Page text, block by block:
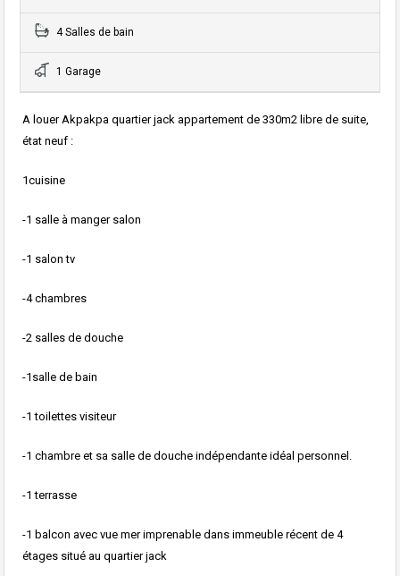
4 Salles de bain
1 Garage
A louer Akpakpa quartier jack appartement de 330m2 libre de suite,
état neuf :
1cuisine
-1 salle à manger salon
-1 salon tv
-4 chambres
-2 salles de douche
-1salle de bain
-1 toilettes visiteur
-1 chambre et sa salle de douche indépendante idéal personnel.
-1 terrasse
-1 balcon avec vue mer imprenable dans immeuble récent de 4
étages situé au quartier jack